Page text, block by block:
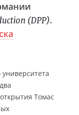
(DPP).
Томас